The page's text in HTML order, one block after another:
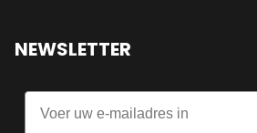
NEWSLETTER
Email